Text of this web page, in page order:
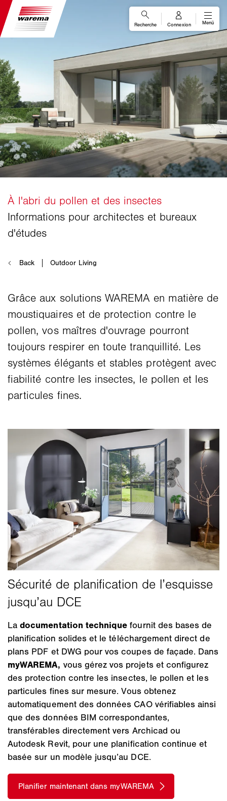
Grâce aux solutions WAREMA en matière de
moustiquaires et de protection contre le
pollen, vos maîtres d'ouvrage pourront
toujours respirer en toute tranquillité. Les
systèmes élégants et stables protègent avec
fiabilité contre les insectes, le pollen et les
particules fines.
Ladocumentation techniquefournit des bases de
planification solides et le téléchargement direct de
plans PDF et DWG pour vos coupes de façade. Dans
myWAREMA, vous gérez vos projets et configurez
des protection contre les insectes, le pollen et les
particules fines sur mesure. Vous obtenez
automatiquement des données CAO vérifiables ainsi
que des données BIM correspondantes,
transférables directement vers Archicad ou
Autodesk Revit, pour une planification continue et
basée sur un modèle jusqu’au DCE.